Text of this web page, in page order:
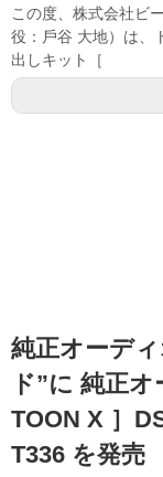
この度、株式会社ビ
役：⼾⾕ 大地）は、
出しキット［
純正オーデ
ド”に 純正
TOON X ］
T336 を発売